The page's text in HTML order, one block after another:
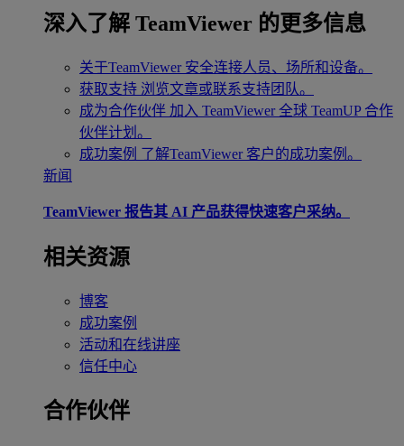
深入了解 TeamViewer 的更多信息
关于TeamViewer 安全连接人员、场所和设备。
获取支持 浏览文章或联系支持团队。
成为合作伙伴 加入 TeamViewer 全球 TeamUP 合作
伙伴计划。
成功案例 了解TeamViewer 客户的成功案例。
新闻
TeamViewer 报告其 AI 产品获得快速客户采纳。
相关资源
博客
成功案例
活动和在线讲座
信任中心
合作伙伴